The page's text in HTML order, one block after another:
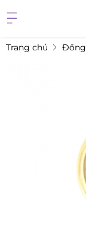
Trang chủ